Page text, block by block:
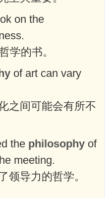
on the
学的书。
of art can vary
之间可能会有所不
the philosophy of
meeting.
领导力的哲学。